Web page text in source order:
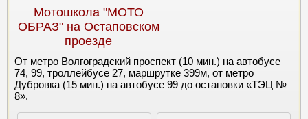
Мотошкола "МОТО
ОБРАЗ" на Остаповском
проезде
От метро Волгоградский проспект (10 мин.) на автобусе
74, 99, троллейбусе 27, маршрутке 399м, от метро
Дубровка (15 мин.) на автобусе 99 до остановки «ТЭЦ №
8».